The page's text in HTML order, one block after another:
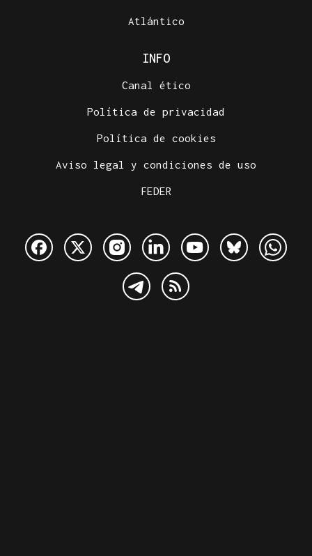
Atlántico
INFO
Canal ético
Política de privacidad
Política de cookies
Aviso legal y condiciones de uso
FEDER